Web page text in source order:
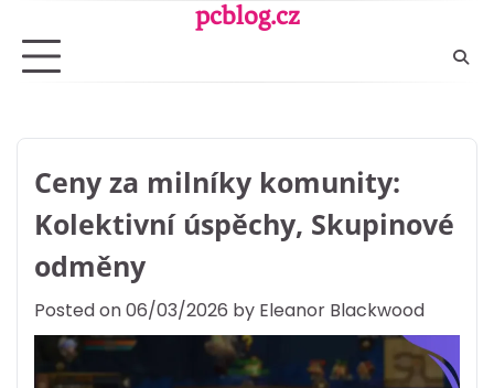
content
pcblog.cz
Ceny za milníky komunity:
Kolektivní úspěchy, Skupinové
odměny
Posted on06/03/2026 by Eleanor Blackwood